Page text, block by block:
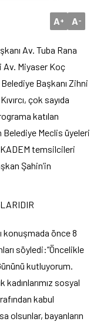
A+ A-
Av. Tuba Rana
Av. Miyaser Koç
Başkanı Zihni
çok sayıda
katılan
Belediye Meclis üyeleri
temsilcileri
Şahin’in
konuşmada önce 8
söyledi:“Öncelikle
kutluyorum.
sosyal
kabul
olsunlar, bayanların